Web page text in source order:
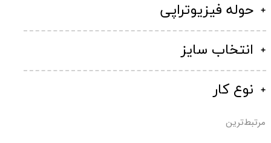
حوله فیزیوتراپی
انتخاب سایز
نوع کار
مرتبط‌ترین